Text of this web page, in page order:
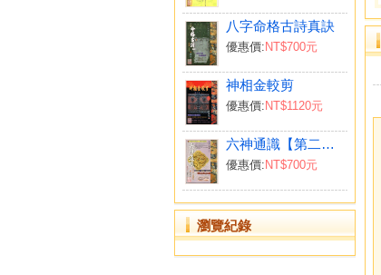
八字命格古詩真訣
優惠價: NT$700元
神相金較剪
優惠價: NT$1120元
六神通識【第二部．進階篇】
優惠價: NT$700元
瀏覽紀錄